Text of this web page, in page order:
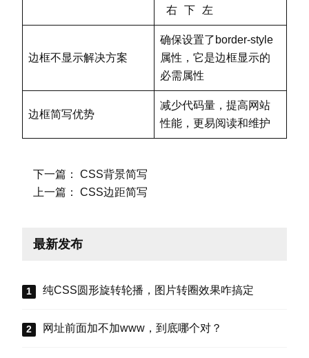
右 下 左
边框不显示解决方案
确保设置了border-style
属性，它是边框显示的
必需属性
边框简写优势
减少代码量，提高网站
性能，更易阅读和维护
下一篇：
CSS背景简写
上一篇：
CSS边距简写
最新发布
纯CSS圆形旋转轮播，图片转圈效果咋搞定
网址前面加不加www，到底哪个对？